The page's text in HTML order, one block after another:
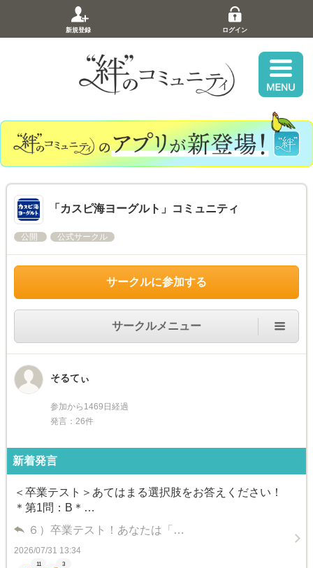
新規登録 ログイン
「カスピ海ヨーグルト」コミュニティ
公開 公式サークル
サークルに参加する
サークルメニュー
そるてぃ
参加から1469日経過
発言：26件
新着発言
＜卒業テスト＞あてはまる選択肢をお答えください！
＊第1問：B＊…
６）卒業テスト！あなたは「…
2026/07/31 13:34
11 3